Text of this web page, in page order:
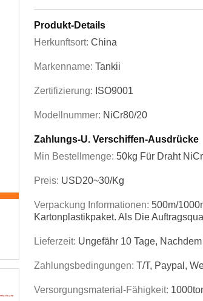
Produkt-Details
Herkunftsort: China
Markenname: Tankii
Zertifizierung: ISO9001
Modellnummer: NiCr80/20
Zahlungs-U. Verschiffen-Ausdrücke
Min Bestellmenge: 50kg Für Draht
Preis: USD20~30/kg
Verpackung Informationen: 500m/
Kartonplastikpaket. Als Die
Lieferzeit: Ungefähr 10 Tage,
Zahlungsbedingungen: T/T, Paypal,
Versorgungsmaterial-Fähigkeit: